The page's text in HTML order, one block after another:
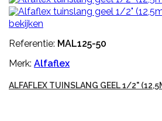
bekijken
Referentie: MAL125-50
Merk: Alfaflex
ALFAFLEX TUINSLANG GEEL 1/2"